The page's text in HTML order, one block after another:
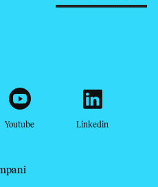
Youtube Linkedin